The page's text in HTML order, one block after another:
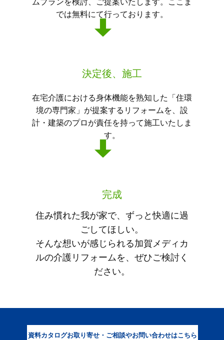
では無料にて行っております。
決定後、施工
在宅介護における身体機能を熟知した「住環
境の専門家」が提案するリフォームを、設
計・建築のプロが責任を持って施工いたしま
す。
完成
住み慣れた我が家で、ずっと快適に過
ごしてほしい。
そんな想いが感じられる加賀メディカ
ルの介護リフォームを、ぜひご検討く
ださい。
資料カタログお取り寄せ・ご相談やお問い合わせはこちら